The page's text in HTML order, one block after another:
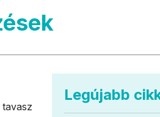
Legújabb